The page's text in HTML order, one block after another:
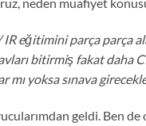
neden muafiyet
eğitimini parça parça
bitirmiş fakat
mı yoksa sınava
geldi. Ben